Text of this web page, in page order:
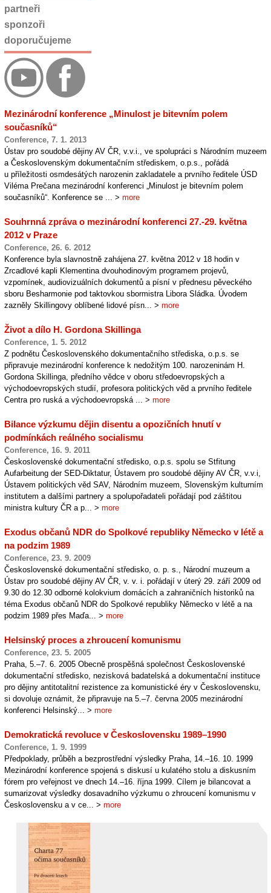
Mezinárodní konference „Minulost je bitevním polem
současníků“
Conference, 7. 1. 2013
Ústav pro soudobé dějiny AV ČR, v.v.i., ve spolupráci s Národním muzeem
a Československým dokumentačním střediskem, o.p.s., pořádá
u příležitosti osmdesátých narozenin zakladatele a prvního ředitele ÚSD
Viléma Prečana mezinárodní konferenci „Minulost je bitevním polem
současníků“. Konference se ... > more
Souhrnná zpráva o mezinárodní konferenci 27.-29. května
2012 v Praze
Conference, 26. 6. 2012
Konference byla slavnostně zahájena 27. května 2012 v 18 hodin v
Zrcadlové kapli Klementina dvouhodinovým programem projevů,
vzpomínek, audiovizuálních dokumentů a písní v přednesu pěveckého
sboru Besharmonie pod taktovkou sbormistra Libora Sládka. Úvodem
zazněly Skillingovy oblíbené lidové písn... > more
Život a dílo H. Gordona Skillinga
Conference, 1. 5. 2012
Z podnětu Československého dokumentačního střediska, o.p.s. se
připravuje mezinárodní konference k nedožitým 100. narozeninám H.
Gordona Skillinga, předního vědce v oboru středoevropských a
východoevropských studií, profesora politických věd a prvního ředitele
Centra pro ruská a východoevropská ... > more
Bilance výzkumu dějin disentu a opozičních hnutí v
podmínkách reálného socialismu
Conference, 16. 9. 2011
Československé dokumentační středisko, o.p.s. spolu se Stfitung
Aufarbeitung der SED-Diktatur, Ústavem pro soudobé dějiny AV ČR, v.v.i,
Ústavem politických věd SAV, Národním muzeem, Slovenským kulturním
institutem a dalšími partnery a spolupořadateli pořádají pod záštitou
ministra kultury ČR a p... > more
Exodus občanů NDR do Spolkové republiky Německo v létě a
na podzim 1989
Conference, 23. 9. 2009
Československé dokumentační středisko, o. p. s., Národní muzeum a
Ústav pro soudobé dějiny AV ČR, v. v. i. pořádají v úterý 29. září 2009 od
9.30 do 12.30 odborné kolokvium domácích a zahraničních historiků na
téma Exodus občanů NDR do Spolkové republiky Německo v létě a na
podzim 1989 přes Maďa... > more
Helsinský proces a zhroucení komunismu
Conference, 23. 5. 2005
Praha, 5.–7. 6. 2005 Obecně prospěšná společnost Československé
dokumentační středisko, nezisková badatelská a dokumentační instituce
pro dějiny antitotalitní rezistence za komunistické éry v Československu,
si dovoluje oznámit, že připravuje na 5.–7. června 2005 mezinárodní
konferenci Helsinský... > more
Demokratická revoluce v Československu 1989–1990
Conference, 1. 9. 1999
Předpoklady, průběh a bezprostřední výsledky Praha, 14.–16. 10. 1999
Mezinárodní konference spojená s diskusí u kulatého stolu a diskusním
fórem pro veřejnost ve dnech 14.–16. října 1999. Cílem je bilancovat a
sumarizovat výsledky dosavadního výzkumu o zhroucení komunismu v
Československu a v ce... > more
partneři
sponzoři
doporučujeme